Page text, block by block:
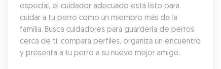
especial, el cuidador adecuado está listo para
cuidar a tu perro como un miembro más de la
familia. Busca cuidadores para guardería de perros
cerca de ti, compara perfiles, organiza un encuentro
y presenta a tu perro a su nuevo mejor amigo.